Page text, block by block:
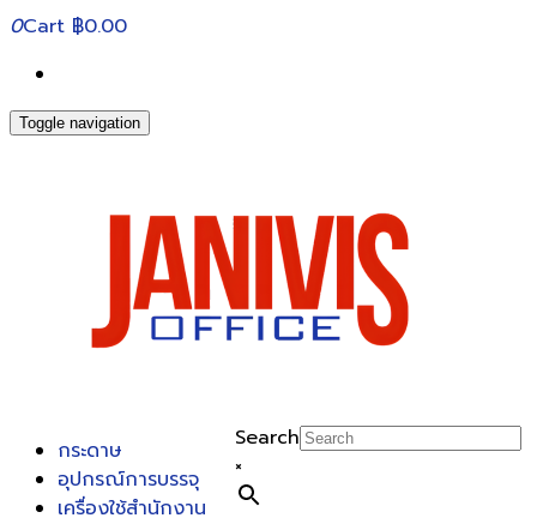
0Cart ฿0.00
Toggle navigation
Search
×
กระดาษ
อุปกรณ์การบรรจุ
เครื่องใช้สำนักงาน